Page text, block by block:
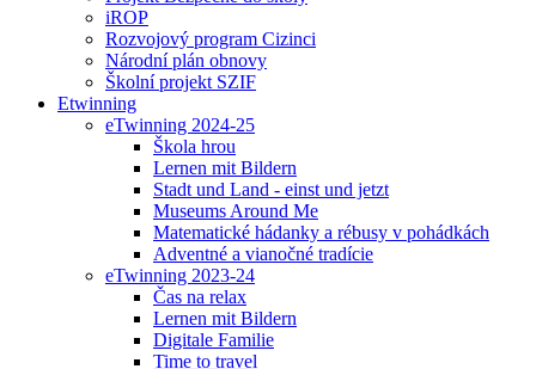
iROP
Rozvojový program Cizinci
Národní plán obnovy
Školní projekt SZIF
Etwinning
eTwinning 2024-25
Škola hrou
Lernen mit Bildern
Stadt und Land - einst und jetzt
Museums Around Me
Matematické hádanky a rébusy v pohádkách
Adventné a vianočné tradície
eTwinning 2023-24
Čas na relax
Lernen mit Bildern
Digitale Familie
Time to travel